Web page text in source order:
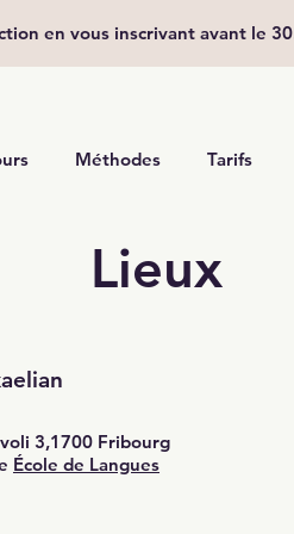
en vous inscrivant avant le
​Méthodes Tarifs
Lieux
3,1700 Fribourg
École de Langues